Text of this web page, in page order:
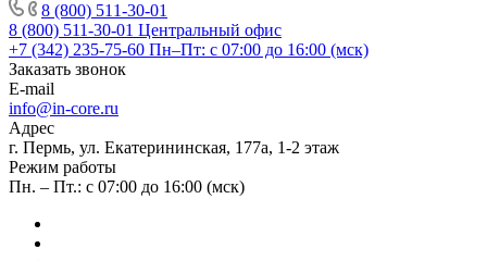
8 (800) 511-30-01
8 (800) 511-30-01 Центральный офис
+7 (342) 235-75-60 Пн–Пт: с 07:00 до 16:00 (мск)
Заказать звонок
E-mail
info@in-core.ru
Адрес
г. Пермь, ул. ​Екатерининская, 177а, ​1-2 этаж
Режим работы
Пн. – Пт.: с 07:00 до 16:00 (мск)